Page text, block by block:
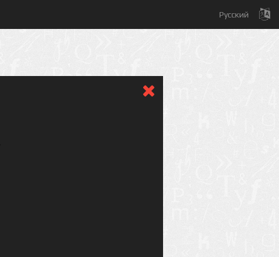
Русский